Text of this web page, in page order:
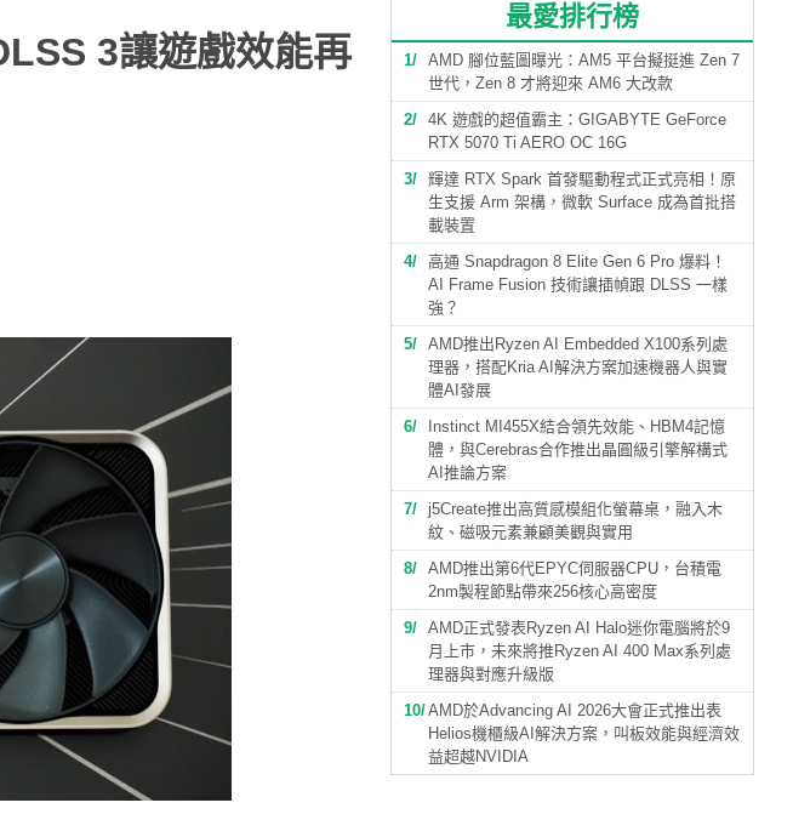
3讓遊戲效能再
最愛排行榜
1
AMD 腳位藍圖曝光：AM5 平台擬挺進 Zen 7
世代，Zen 8 才將迎來 AM6 大改款
2
4K 遊戲的超值霸主：GIGABYTE GeForce
RTX 5070 Ti AERO OC 16G
3
輝達 RTX Spark 首發驅動程式正式亮相！原
生支援 Arm 架構，微軟 Surface 成為首批搭
載裝置
4
高通 Snapdragon 8 Elite Gen 6 Pro 爆料！
AI Frame Fusion 技術讓插幀跟 DLSS 一樣
強？
5
AMD推出Ryzen AI Embedded X100系列處
理器，搭配Kria AI解決方案加速機器人與實
體AI發展
6
Instinct MI455X結合領先效能、HBM4記憶
體，與Cerebras合作推出晶圓級引擎解構式
AI推論方案
7
j5Create推出高質感模組化螢幕桌，融入木
紋、磁吸元素兼顧美觀與實用
8
AMD推出第6代EPYC伺服器CPU，台積電
2nm製程節點帶來256核心高密度
9
AMD正式發表Ryzen AI Halo迷你電腦將於9
月上市，未來將推Ryzen AI 400 Max系列處
理器與對應升級版
10 AMD於Advancing AI 2026大會正式推出表
Helios機櫃級AI解決方案，叫板效能與經濟效
益超越NVIDIA